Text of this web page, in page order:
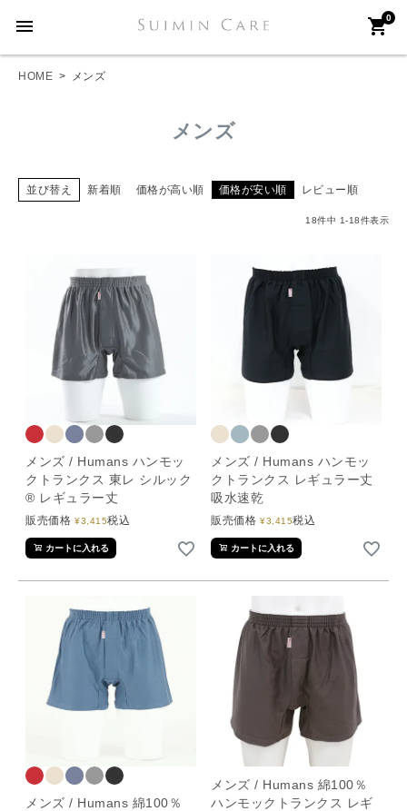
menu 0
shopping_cart
HOME メンズ
メンズ
並び替え 新着順 価格が高い順 価格が安い順 レビュー順
18件中 1-18件表示
メンズ / Humans ハンモッ
クトランクス 東レ シルック
® レギュラー丈
販売価格 ¥3,415税込
カートに入れる
メンズ / Humans ハンモッ
クトランクス レギュラー丈
吸水速乾
販売価格 ¥3,415税込
カートに入れる
メンズ / Humans 綿100％
メンズ / Humans 綿100％
ハンモックトランクス レギ